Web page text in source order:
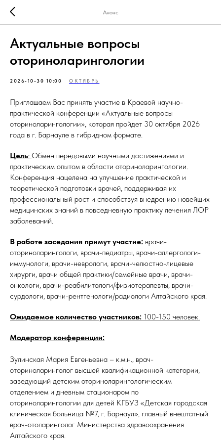
Анонс
Актуальные вопросы
оториноларингологии
2026-10-30 10:00 ОКТЯБРЬ
Приглашаем Вас принять участие в Краевой научно-
практической конференции «Актуальные вопросы
оториноларингологии», которая пройдет 30 октября 2026
года в г. Барнауле в гибридном формате.
Цель: Обмен передовыми научными достижениями и
практическим опытом в области оториноларингологии.
Конференция нацелена на улучшение практической и
теоретической подготовки врачей, поддерживая их
профессиональный рост и способствуя внедрению новейших
медицинских знаний в повседневную практику лечения ЛОР
заболеваний.
В работе заседания примут участие: врачи-
оториноларингологи, врачи-педиатры, врачи-аллергологи-
иммунологи, врачи-неврологи, врачи-челюстно-лицевые
хирурги, врачи общей практики/семейные врачи, врачи-
онкологи, врачи-реабилитологи/физиотерапевты, врачи-
сурдологи, врачи-рентгенологи/радиологи Алтайского края.
Ожидаемое количество участников: 100-150 человек.
Модератор конференции:
Зулинская Мария Евгеньевна – к.м.н., врач-
оториноларинголог высшей квалификационной категории,
заведующий детским оториноларингологическим
отделением и дневным стационаром по
оториноларингологии для детей КГБУЗ «Детская городская
клиническая больница №7, г. Барнаул», главный внештатный
врач-отоларинголог Министерства здравоохранения
Алтайского края.